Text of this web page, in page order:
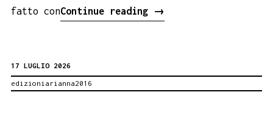
fatto conContinue reading
Il
→
17 LUGLIO 2026
edizioniarianna2016